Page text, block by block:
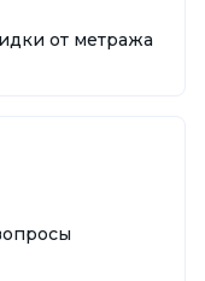
от метража